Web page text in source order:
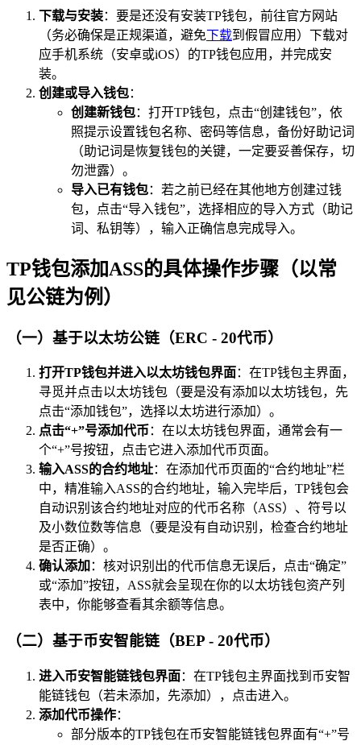
下载与安装：要是还没有安装TP钱包，前往官方网站
（务必确保是正规渠道，避免下载到假冒应用）下载对
应手机系统（安卓或iOS）的TP钱包应用，并完成安
装。
创建或导入钱包：
创建新钱包：打开TP钱包，点击“创建钱包”，依
照提示设置钱包名称、密码等信息，备份好助记词
（助记词是恢复钱包的关键，一定要妥善保存，切
勿泄露）。
导入已有钱包：若之前已经在其他地方创建过钱
包，点击“导入钱包”，选择相应的导入方式（助记
词、私钥等），输入正确信息完成导入。
TP钱包添加ASS的具体操作步骤（以常
见公链为例）
（一）基于以太坊公链（ERC - 20代币）
打开TP钱包并进入以太坊钱包界面：在TP钱包主界面，
寻觅并点击以太坊钱包（要是没有添加以太坊钱包，先
点击“添加钱包”，选择以太坊进行添加）。
点击“+”号添加代币 ：在以太坊钱包界面，通常会有一
个“+”号按钮，点击它进入添加代币页面。
输入ASS的合约地址：在添加代币页面的“合约地址”栏
中，精准输入ASS的合约地址，输入完毕后，TP钱包会
自动识别该合约地址对应的代币名称（ASS）、符号以
及小数位数等信息（要是没有自动识别，检查合约地址
是否正确）。
确认添加 ：核对识别出的代币信息无误后，点击“确定”
或“添加”按钮，ASS就会呈现在你的以太坊钱包资产列
表中，你能够查看其余额等信息。
（二）基于币安智能链（BEP - 20代币）
进入币安智能链钱包界面：在TP钱包主界面找到币安智
能链钱包（若未添加，先添加），点击进入。
添加代币操作：
部分版本的TP钱包在币安智能链钱包界面有“+”号